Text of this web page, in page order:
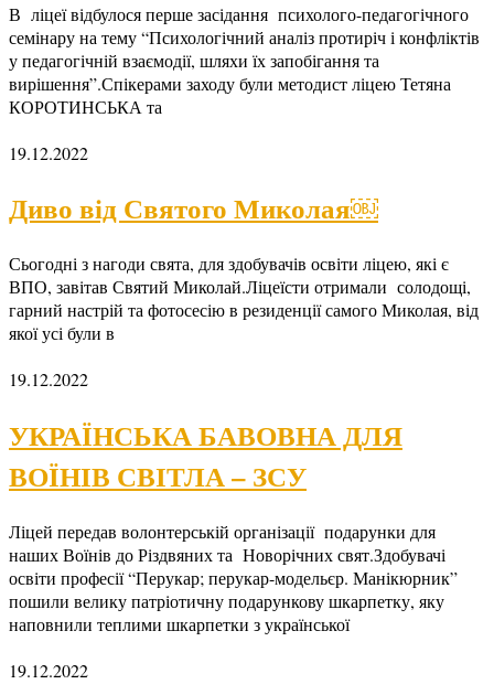
В ліцеї відбулося перше засідання психолого-педагогічного
семінару на тему “Психологічний аналіз протиріч і конфліктів
у педагогічній взаємодії, шляхи їх запобігання та
вирішення”.Спікерами заходу були методист ліцею Тетяна
КОРОТИНСЬКА та
19.12.2022
Диво від Святого Миколая￼
Сьогодні з нагоди свята, для здобувачів освіти ліцею, які є
ВПО, завітав Святий Миколай.Ліцеїсти отримали солодощі,
гарний настрій та фотосесію в резиденції самого Миколая, від
якої усі були в
19.12.2022
УКРАЇНСЬКА БАВОВНА ДЛЯ
ВОЇНІВ СВІТЛА – ЗСУ
Ліцей передав волонтерській організації подарунки для
наших Воїнів до Різдвяних та Новорічних свят.Здобувачі
освіти професії “Перукар; перукар-модельєр. Манікюрник”
пошили велику патріотичну подарункову шкарпетку, яку
наповнили теплими шкарпетки з української
19.12.2022